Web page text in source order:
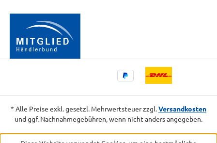
* Alle Preise exkl. gesetzl. Mehrwertsteuer zzgl.Versandkosten
und ggf. Nachnahmegebühren, wenn nicht anders angegeben.